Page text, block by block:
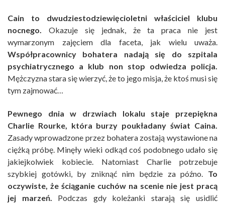
Cain to dwudziestodziewięcioletni właściciel klubu
nocnego. Okazuje się jednak, że ta praca nie jest
wymarzonym zajęciem dla faceta, jak wielu uważa.
Współpracownicy bohatera nadają się do szpitala
psychiatrycznego a klub non stop odwiedza policja.
Mężczyzna stara się wierzyć, że to jego misja, że ktoś musi się
tym zajmować…
Pewnego dnia w drzwiach lokalu staje przepiękna
Charlie Rourke, która burzy poukładany świat Caina.
Zasady wprowadzone przez bohatera zostają wystawione na
ciężką próbę. Minęły wieki odkąd coś podobnego udało się
jakiejkolwiek kobiecie. Natomiast Charlie potrzebuje
szybkiej gotówki, by zniknąć nim będzie za późno. To
oczywiste, że ściąganie cuchów na scenie nie jest pracą
jej marzeń. Podczas gdy koleżanki starają się usidlić